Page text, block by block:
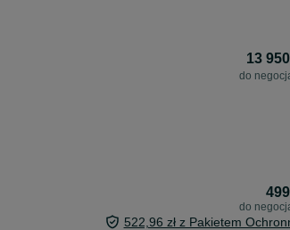
13 950
do
499
do
522,96 zł z Pakietem